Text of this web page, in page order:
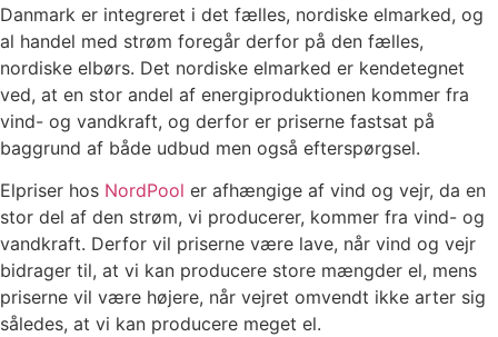
Danmark er integreret i det fælles, nordiske elmarked, og
al handel med strøm foregår derfor på den fælles,
nordiske elbørs. Det nordiske elmarked er kendetegnet
ved, at en stor andel af energiproduktionen kommer fra
vind- og vandkraft, og derfor er priserne fastsat på
baggrund af både udbud men også efterspørgsel.
Elpriser hos NordPool er afhængige af vind og vejr, da en
stor del af den strøm, vi producerer, kommer fra vind- og
vandkraft. Derfor vil priserne være lave, når vind og vejr
bidrager til, at vi kan producere store mængder el, mens
priserne vil være højere, når vejret omvendt ikke arter sig
således, at vi kan producere meget el.